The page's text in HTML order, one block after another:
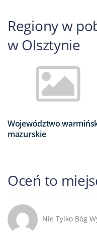
Regiony w
w Olsztynie
Województwo
mazurskie
Oceń to
Nie Tylko Bóg